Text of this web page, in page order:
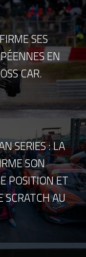
SES
EN
CAR.
SERIES : LA
SON
POSITION ET
SCRATCH AU